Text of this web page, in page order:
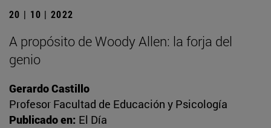
20 | 10 | 2022
A propósito de Woody Allen: la forja del
genio
Gerardo Castillo
Profesor Facultad de Educación y Psicología
Publicado en: El Día